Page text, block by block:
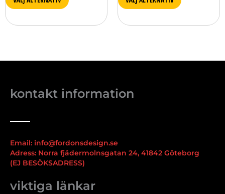
kontakt information
Email: info@fordonsdesign.se
Adress: Norra fjädermolnsgatan 24, 41842 Göteborg
(EJ BESÖKSADRESS)
viktiga länkar